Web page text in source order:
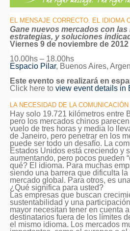
EL MENSAJE CORRECTO. EL IDIOMA
Gane nuevos mercados con las
estrategias, y soluciones
Viernes 9 de noviembre de 2012
10.00hs – 18.00hs
Espacio Pilar, Buenos Aires,
Este evento se realizará en
Click here to view event details in
LA NECESIDAD DE LA
Hay solo 19.721 kilómetros entre
pero los mercados chinos
vuelo de tres horas y media lo
de Janeiro, pero penetrar en los
puede ser todo un desafío. La
Estados Unidos está creciendo y
aumentando, pero pocos pueden
qué? El idioma. Para muchas
siendo una barrera que dificulta la
mercado global. Para otros, es
¿Qué significa para usted?
Las empresas que buscan
sustentabilidad y una
mayor necesitan tener en cuenta
destinatarios fuera de los límites
el mismo idioma. Los mercados